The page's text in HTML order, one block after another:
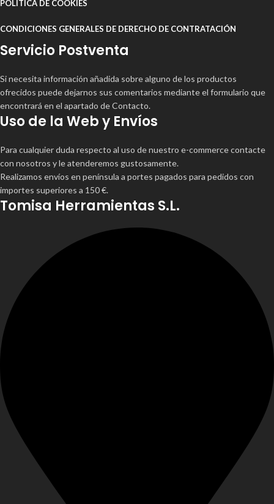
POLÍTICA DE COOKIES
CONDICIONES GENERALES DE DERECHO DE CONTRATACIÓN
Servicio Postventa
Si necesita información añadida sobre alguno de los productos
ofrecidos puede dejarnos sus comentarios mediante el formulario que
encontrará en el apartado de Contacto.
Uso de la Web y Envíos
Para cualquier duda respecto al uso de nuestro e-commerce contacte
con nosotros y le atenderemos gustosamente.
Realizamos envíos en península a portes pagados para pedidos con
importes superiores a 150 €.
Tomisa Herramientas S.L.